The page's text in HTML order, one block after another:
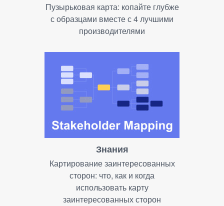
Пузырьковая карта: копайте глубже
с образцами вместе с 4 лучшими
производителями
Знания
Картирование заинтересованных
сторон: что, как и когда
использовать карту
заинтересованных сторон